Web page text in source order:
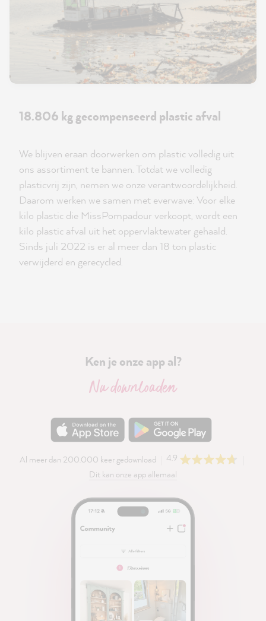
18.806 kg gecompenseerd plastic afval
We blijven eraan doorwerken om plastic volledig uit
ons assortiment te bannen. Totdat we volledig
plasticvrij zijn, nemen we onze verantwoordelijkheid.
Daarom werken we samen met everwave: Voor elke
kilo plastic die MissPompadour verkoopt, wordt een
kilo plastic afval uit het oppervlaktewater gehaald.
Sinds juli 2022 is er al meer dan 18 ton plastic
verwijderd en gerecycled.
Ken je onze app al?
Nu downloaden
Al meer dan 200.000 keer gedownload
4.9
Dit kan onze app allemaal